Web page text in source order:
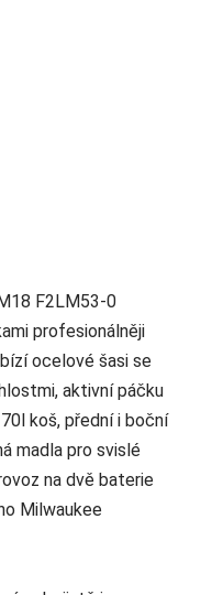
F2LM53-0
profesionálněji
ocelové šasi se
aktivní páčku
koš, přední i boční
madla pro svislé
na dvě baterie
Milwaukee